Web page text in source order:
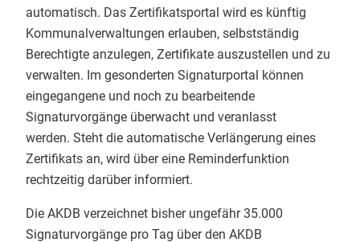
automatisch. Das Zertifikatsportal wird es künftig
Kommunalverwaltungen erlauben, selbstständig
Berechtigte anzulegen, Zertifikate auszustellen und zu
verwalten. Im gesonderten Signaturportal können
eingegangene und noch zu bearbeitende
Signaturvorgänge überwacht und veranlasst
werden. Steht die automatische Verlängerung eines
Zertifikats an, wird über eine Reminderfunktion
rechtzeitig darüber informiert.
Die AKDB verzeichnet bisher ungefähr 35.000
Signaturvorgänge pro Tag über den AKDB